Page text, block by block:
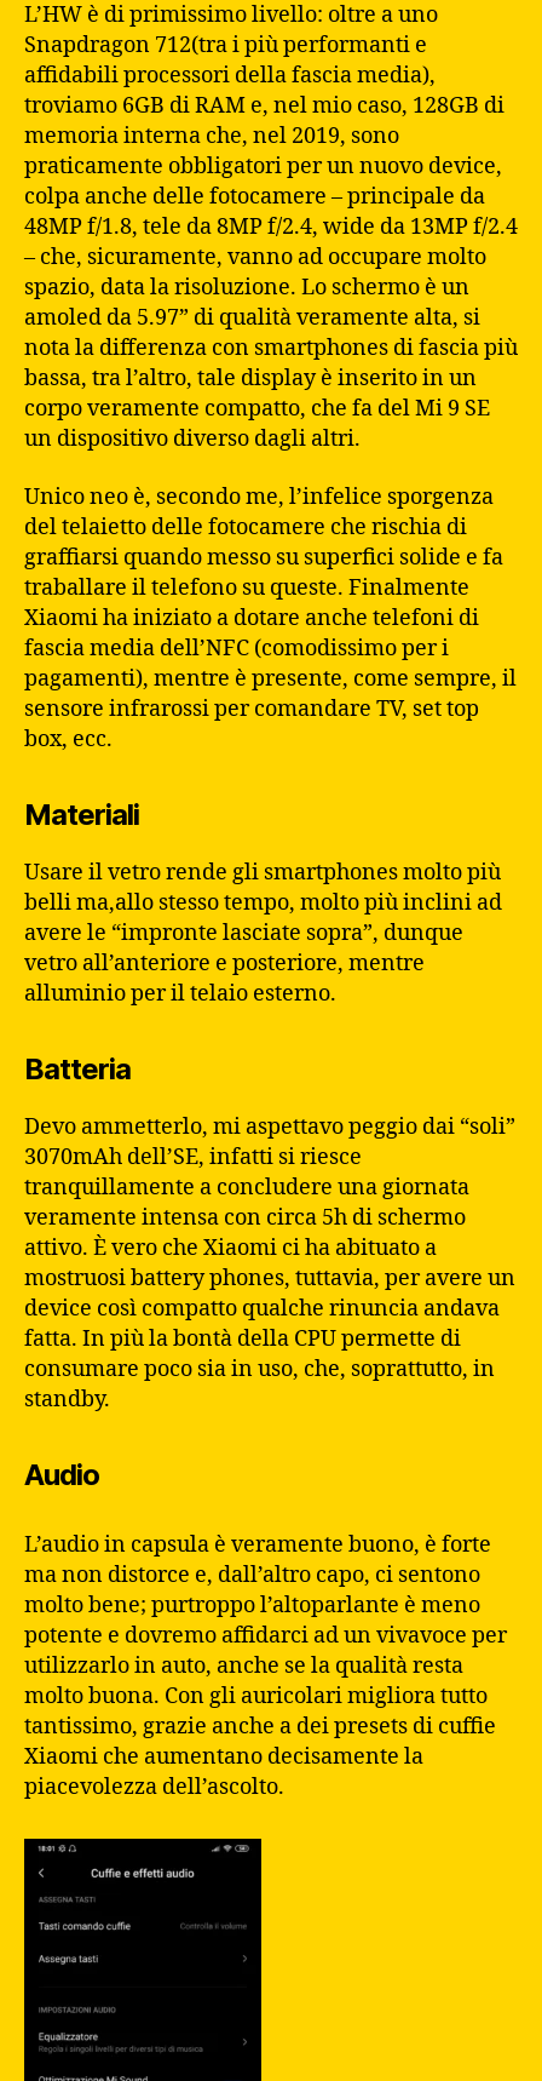
L’HW è di primissimo livello: oltre a uno
Snapdragon 712(tra i più performanti e
affidabili processori della fascia media),
troviamo 6GB di RAM e, nel mio caso, 128GB di
memoria interna che, nel 2019, sono
praticamente obbligatori per un nuovo device,
colpa anche delle fotocamere – principale da
48MP f/1.8, tele da 8MP f/2.4, wide da 13MP f/2.4
– che, sicuramente, vanno ad occupare molto
spazio, data la risoluzione. Lo schermo è un
amoled da 5.97” di qualità veramente alta, si
nota la differenza con smartphones di fascia più
bassa, tra l’altro, tale display è inserito in un
corpo veramente compatto, che fa del Mi 9 SE
un dispositivo diverso dagli altri.
Unico neo è, secondo me, l’infelice sporgenza
del telaietto delle fotocamere che rischia di
graffiarsi quando messo su superfici solide e fa
traballare il telefono su queste. Finalmente
Xiaomi ha iniziato a dotare anche telefoni di
fascia media dell’NFC (comodissimo per i
pagamenti), mentre è presente, come sempre, il
sensore infrarossi per comandare TV, set top
box, ecc.
Materiali
Usare il vetro rende gli smartphones molto più
belli ma,allo stesso tempo, molto più inclini ad
avere le “impronte lasciate sopra”, dunque
vetro all’anteriore e posteriore, mentre
alluminio per il telaio esterno.
Batteria
Devo ammetterlo, mi aspettavo peggio dai “soli”
3070mAh dell’SE, infatti si riesce
tranquillamente a concludere una giornata
veramente intensa con circa 5h di schermo
attivo. È vero che Xiaomi ci ha abituato a
mostruosi battery phones, tuttavia, per avere un
device così compatto qualche rinuncia andava
fatta. In più la bontà della CPU permette di
consumare poco sia in uso, che, soprattutto, in
standby.
Audio
L’audio in capsula è veramente buono, è forte
ma non distorce e, dall’altro capo, ci sentono
molto bene; purtroppo l’altoparlante è meno
potente e dovremo affidarci ad un vivavoce per
utilizzarlo in auto, anche se la qualità resta
molto buona. Con gli auricolari migliora tutto
tantissimo, grazie anche a dei presets di cuffie
Xiaomi che aumentano decisamente la
piacevolezza dell’ascolto.